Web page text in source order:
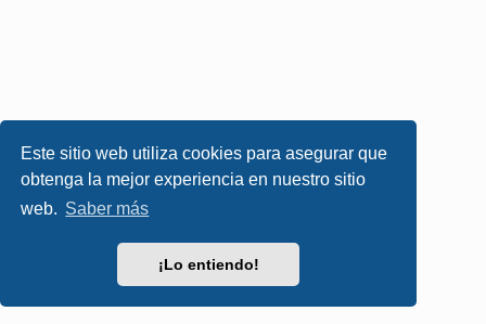
Este sitio web utiliza cookies para asegurar que
obtenga la mejor experiencia en nuestro sitio
web. Saber más
¡Lo entiendo!